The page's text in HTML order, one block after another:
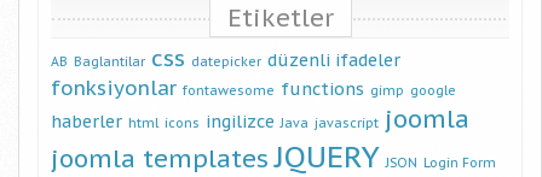
Etiketler
AB Baglantilar css datepicker düzenli ifadeler
fonksiyonlar fontawesome functions gimp google
haberler html icons ingilizce Java javascript joomla
joomla templates JQUERY JSON Login Form